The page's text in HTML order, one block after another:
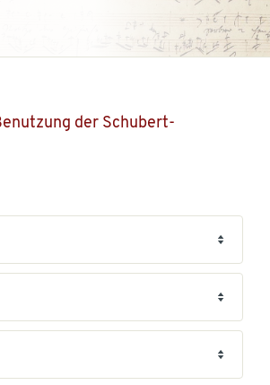
der Schubert-